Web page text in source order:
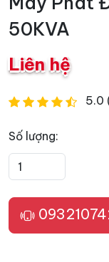
50KVA
Liên hệ
5.0
Số lượng: